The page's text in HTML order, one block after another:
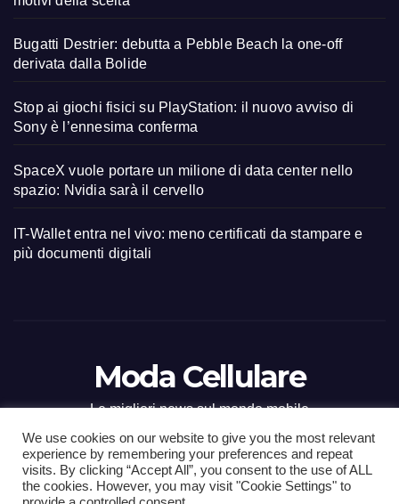
Bugatti Destrier: debutta a Pebble Beach la one-off
derivata dalla Bolide
Stop ai giochi fisici su PlayStation: il nuovo avviso di
Sony è l’ennesima conferma
SpaceX vuole portare un milione di data center nello
spazio: Nvidia sarà il cervello
IT-Wallet entra nel vivo: meno certificati da stampare e
più documenti digitali
Moda Cellulare
Le migliori news sul mondo mobile
Proudly powered by WordPress| Tema: Newsup diThemeansar
We use cookies on our website to give you the most relevant
experience by remembering your preferences and repeat
visits. By clicking “Accept All”, you consent to the use of ALL
the cookies. However, you may visit "Cookie Settings" to